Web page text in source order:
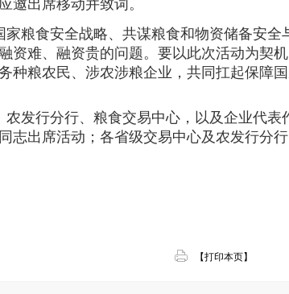
邀出席移动并致词。
粮食安全战略、共谋粮食和物资储备安
资难、融资贵的问题。要以此次活动为契
种粮农民、涉农涉粮企业，共同扛起保障
发行分行、粮食交易中心，以及企业代
志出席活动；各省级交易中心及农发行分行
【打印本页】